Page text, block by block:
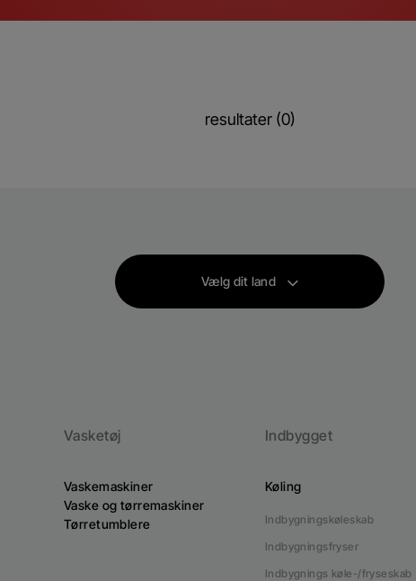
resultater (0)
Vælg dit land
Vasketøj
Vaskemaskiner
Vaske og tørremaskiner
Tørretumblere
Indbygget
Køling
Indbygningskøleskab
Indbygningsfryser
Indbygnings køle-/fryseskab